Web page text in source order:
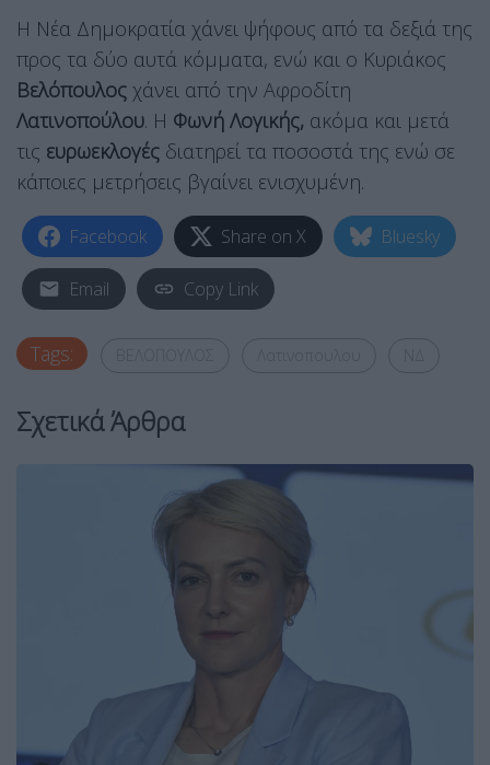
Η Νέα Δημοκρατία χάνει ψήφους από τα δεξιά της
προς τα δύο αυτά κόμματα, ενώ και ο Κυριάκος
Βελόπουλος χάνει από την Αφροδίτη
Λατινοπούλου. Η Φωνή Λογικής, ακόμα και μετά
τις ευρωεκλογές διατηρεί τα ποσοστά της ενώ σε
κάποιες μετρήσεις βγαίνει ενισχυμένη.
Facebook Share on X Bluesky
Email Copy Link
Tags:
Σχετικά Άρθρα